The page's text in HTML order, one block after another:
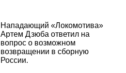
Нападающий «Локомотива»
Артем Дзюба ответил на
вопрос о возможном
возвращении в сборную
России.